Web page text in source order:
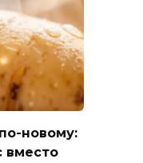
новому:
вместо